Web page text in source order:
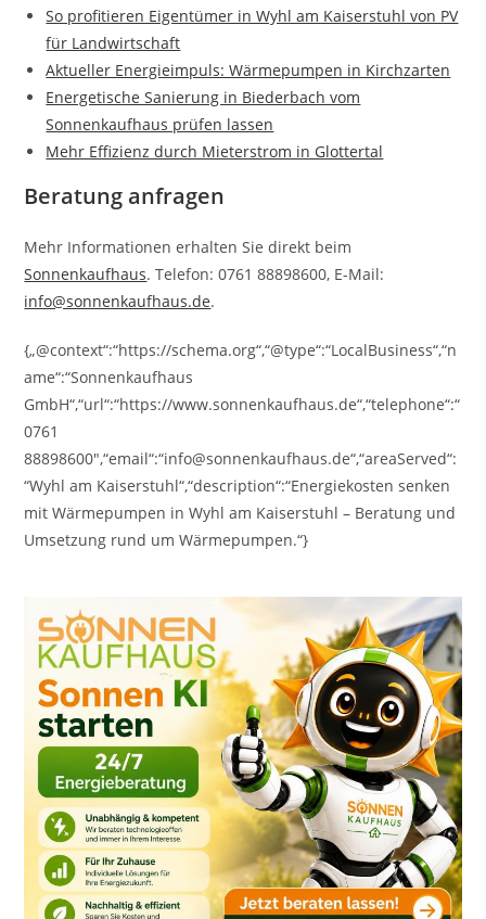
So profitieren Eigentümer in Wyhl am Kaiserstuhl von PV
für Landwirtschaft
Aktueller Energieimpuls: Wärmepumpen in Kirchzarten
Energetische Sanierung in Biederbach vom
Sonnenkaufhaus prüfen lassen
Mehr Effizienz durch Mieterstrom in Glottertal
Beratung anfragen
Mehr Informationen erhalten Sie direkt beim
Sonnenkaufhaus. Telefon: 0761 88898600, E-Mail:
info@sonnenkaufhaus.de.
{„@context“:“https://schema.org“,“@type“:“LocalBusiness“,“n
ame“:“Sonnenkaufhaus
GmbH“,“url“:“https://www.sonnenkaufhaus.de“,“telephone“:“
0761
88898600″,“email“:“info@sonnenkaufhaus.de“,“areaServed“:
“Wyhl am Kaiserstuhl“,“description“:“Energiekosten senken
mit Wärmepumpen in Wyhl am Kaiserstuhl – Beratung und
Umsetzung rund um Wärmepumpen.“}